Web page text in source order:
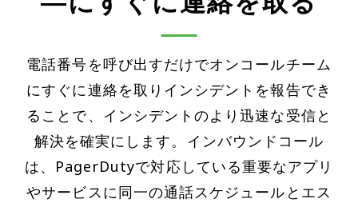
電話番号を呼び出すだけでオンコールチーム
にすぐに連絡を取りインシデントを報告でき
ることで、インシデントのより迅速な受信と
解決を確実にします。インバウンドコール
は、PagerDutyで対応している重要なアプリ
やサービスに同一の通話スケジュールとエス